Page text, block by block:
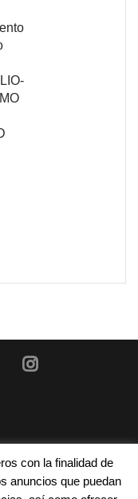
tasaremos su
con la finalidad de
anuncios que puedan